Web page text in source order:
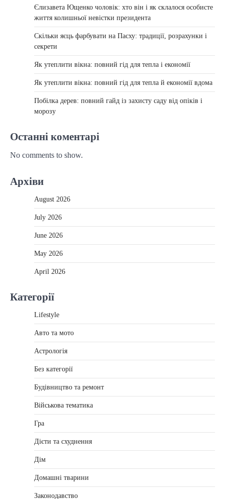
Єлизавета Ющенко чоловік: хто він і як склалося особисте
життя колишньої невістки президента
Скільки яєць фарбувати на Пасху: традиції, розрахунки і
секрети
Як утеплити вікна: повний гід для тепла і економії
Як утеплити вікна: повний гід для тепла й економії вдома
Побілка дерев: повний гайд із захисту саду від опіків і
морозу
Останні коментарі
No comments to show.
Архіви
August 2026
July 2026
June 2026
May 2026
April 2026
Категорії
Lifestyle
Авто та мото
Астрологія
Без категорії
Будівництво та ремонт
Військова тематика
Гра
Дієти та схуднення
Дім
Домашні тварини
Законодавство